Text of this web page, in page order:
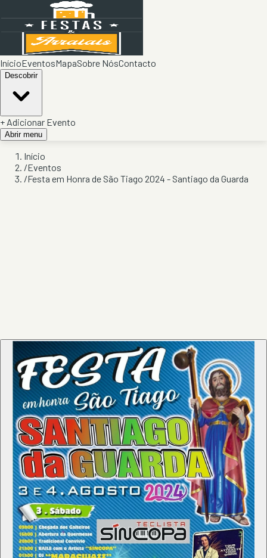
InícioEventosMapaSobre NósContacto
Descobrir
+ Adicionar Evento
Abrir menu
Início
/Eventos
/Festa em Honra de São Tiago 2024 - Santiago da Guarda